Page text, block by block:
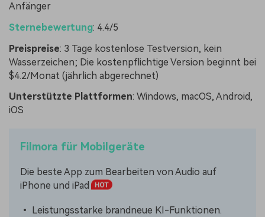
Anfänger
Sternebewertung: 4.4/5
Preispreise: 3 Tage kostenlose Testversion, kein
Wasserzeichen; Die kostenpflichtige Version beginnt bei
$4.2/Monat (jährlich abgerechnet)
Unterstützte Plattformen: Windows, macOS, Android,
iOS
Filmora für Mobilgeräte
Die beste App zum Bearbeiten von Audio auf
iPhone und iPad
• Leistungsstarke brandneue KI-Funktionen.